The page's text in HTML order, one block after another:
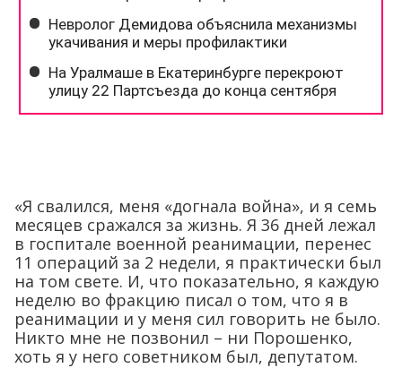
«Я свалился, меня «догнала война», и я семь
месяцев сражался за жизнь. Я 36 дней лежал
в госпитале военной реанимации, перенес
11 операций за 2 недели, я практически был
на том свете. И, что показательно, я каждую
неделю во фракцию писал о том, что я в
реанимации и у меня сил говорить не было.
Никто мне не позвонил – ни Порошенко,
хоть я у него советником был, депутатом.